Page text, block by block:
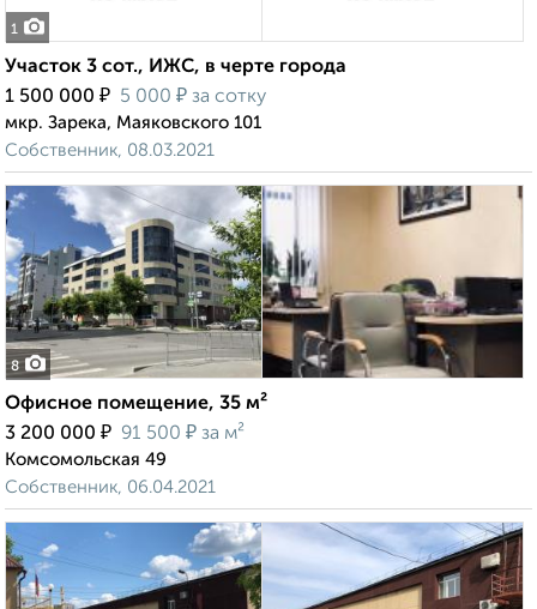
1
Участок 3 сот., ИЖС, в черте города
1 500 000 ₽ 5 000 ₽ за сотку
мкр. Зарека, Маяковского 101
Собственник, 08.03.2021
8
Офисное помещение, 35 м²
3 200 000 ₽ 91 500 ₽ за м²
Комсомольская 49
Собственник, 06.04.2021